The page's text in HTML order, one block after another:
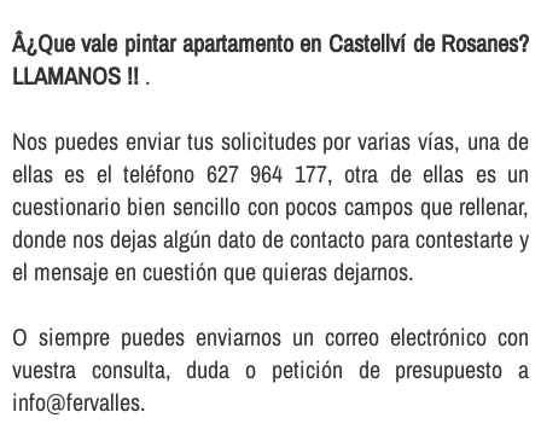
Â¿Que vale pintar apartamento en Castellví de Rosanes?
LLAMANOS !! .
Nos puedes enviar tus solicitudes por varias ví­as, una de
ellas es el teléfono 627 964 177, otra de ellas es un
cuestionario bien sencillo con pocos campos que rellenar,
donde nos dejas algún dato de contacto para contestarte y
el mensaje en cuestión que quieras dejarnos.
O siempre puedes enviarnos un correo electrónico con
vuestra consulta, duda o petición de presupuesto a
info@fervalles.